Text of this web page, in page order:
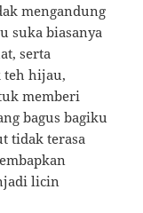
mengandung
suka biasanya
serta
teh hijau,
memberi
bagus bagiku
tidak terasa
licin